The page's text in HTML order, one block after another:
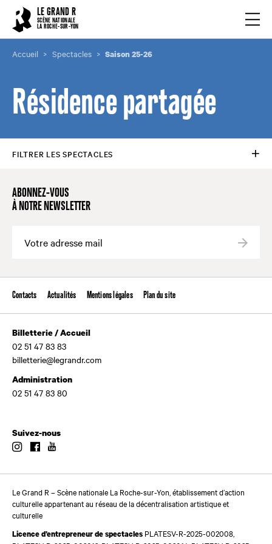
LE GRAND R
SCÈNE NATIONALE
LA ROCHE-SUR-YON
Accueil Spectacles Saison 25-26
Résidence partagée
FILTRER LES SPECTACLES
ABONNEZ-VOUS
À NOTRE NEWSLETTER
Contacts Actualités Mentions légales Plan du site
Billetterie / Accueil
02 51 47 83 83
billetterie@legrandr.com
Administration
02 51 47 83 80
Suivez-nous
InstagramFacebook
Le Grand R – Scène nationale La Roche-sur-Yon, établissement d’action
culturelle appartenant au réseau de la décentralisation artistique et
culturelle
Licence d’entrepreneur de spectacles PLATESV-R-2025-002008,
Cookies management panel